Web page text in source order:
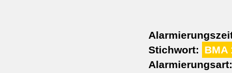
Stichwort:
BMA
Alarmierungsart: